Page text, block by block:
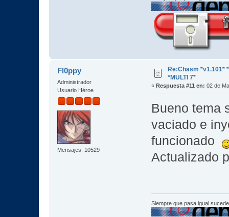
Fl0ppy
Administrador
Usuario Héroe
Mensajes: 10529
Re:Chasm *v1.101*
*MULTI 7*
« Respuesta #11 en: 02 de
Bueno tema
vaciado e
funcionado
Actualizado
Siempre que pasa igual